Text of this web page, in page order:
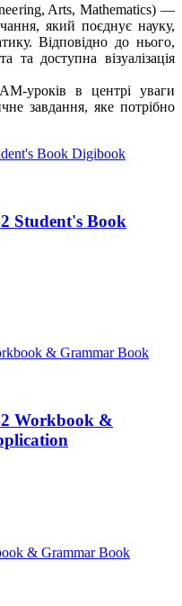
Arts, Mathematics) —
який поєднує науку,
Відповідно до нього,
та доступна візуалізація
уроків в центрі уваги
завдання, яке потрібно
Student's Book
Workbook &